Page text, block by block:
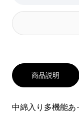
か
り
が
せ
ん
か
り
が
あ
せ
ん
格
商品説明
中綿入り多機能あ